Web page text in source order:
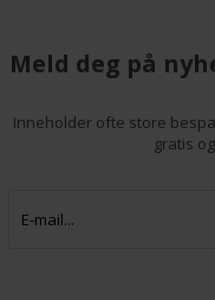
Meld deg på
Inneholder ofte store
gratis